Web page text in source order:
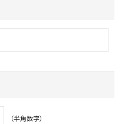
（半角数字）